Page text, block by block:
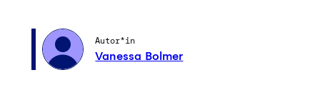
Autor*in
Vanessa Bolmer